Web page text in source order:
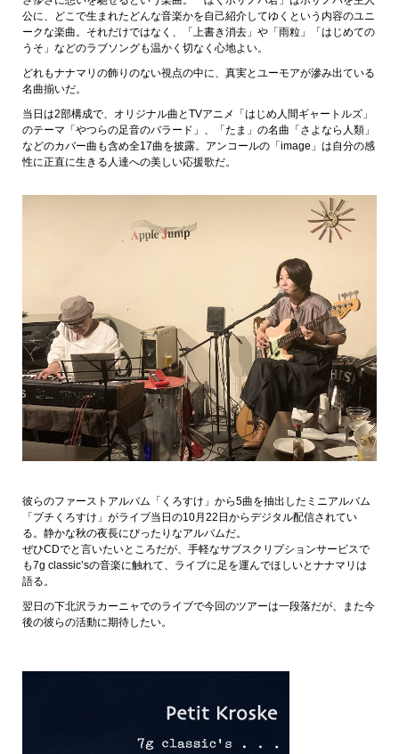
公に、どこで生まれたどんな音楽かを自己紹介してゆくという内容のユニ
ークな楽曲。それだけではなく、「上書き消去」や「雨粒」「はじめての
うそ」などのラブソングも温かく切なく心地よい。
どれもナナマリの飾りのない視点の中に、真実とユーモアが滲み出ている
名曲揃いだ。
当日は2部構成で、オリジナル曲とTVアニメ「はじめ人間ギャートルズ」
のテーマ「やつらの足音のバラード」、「たま」の名曲「さよなら人類」
などのカバー曲も含め全17曲を披露。アンコールの「image」は自分の感
性に正直に生きる人達への美しい応援歌だ。
彼らのファーストアルバム「くろすけ」から5曲を抽出したミニアルバム
「プチくろすけ」がライブ当日の10月22日からデジタル配信されてい
る。静かな秋の夜長にぴったりなアルバムだ。
ぜひCDでと言いたいところだが、手軽なサブスクリプションサービスで
も7g classic’sの音楽に触れて、ライブに足を運んでほしいとナナマリは
語る。
翌日の下北沢ラカーニャでのライブで今回のツアーは一段落だが、また今
後の彼らの活動に期待したい。